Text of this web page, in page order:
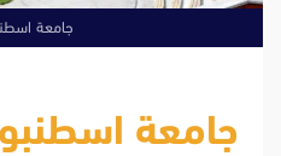
جامعة
جامعة